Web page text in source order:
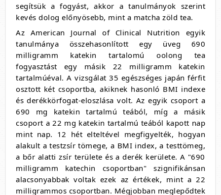
segítsük a fogyást, akkor a tanulmányok szerint
kevés dolog előnyösebb, mint a matcha zöld tea.
Az American Journal of Clinical Nutrition egyik
tanulmánya összehasonlított egy üveg 690
milligramm katekin tartalomú oolong tea
fogyasztást egy másik 22 milligramm katekin
tartalmúéval. A vizsgálat 35 egészséges japán férfit
osztott két csoportba, akiknek hasonló BMI indexe
és derékkörfogat-eloszlása volt. Az egyik csoport a
690 mg katekin tartalmú teából, míg a másik
csoport a 22 mg katekin tartalmú teából kapott nap
mint nap. 12 hét elteltével megfigyelték, hogyan
alakult a testzsír tömege, a BMI index, a testtömeg,
a bőr alatti zsír területe és a derék kerülete. A "690
milligramm katechin csoportban" szignifikánsan
alacsonyabbak voltak ezek az értékek, mint a 22
milligrammos csoportban. Mégjobban meglepődtek